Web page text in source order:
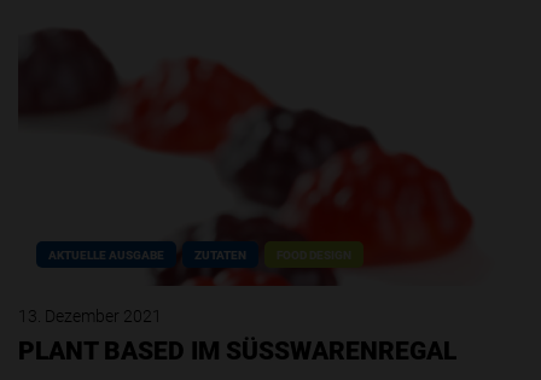
AKTUELLE AUSGABE ZUTATEN FOOD DESIGN
13. Dezember 2021
PLANT BASED IM SÜSSWARENREGAL